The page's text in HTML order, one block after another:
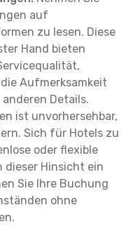
auf
zu lesen. Diese
Hand bieten
Aufmerksamkeit
Details.
ist unvorhersehbar,
Sich für Hotels zu
oder flexible
dieser Hinsicht ein
Sie Ihre Buchung
ohne